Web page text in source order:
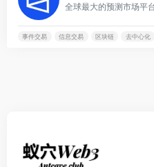
事件交易 信息交易 区块链 去中心化